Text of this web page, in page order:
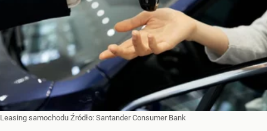
Leasing samochodu Źródło: Santander Consumer Bank